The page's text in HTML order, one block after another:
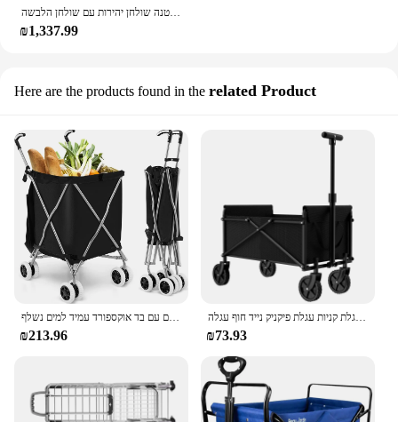
experience and maintain the efficiency of their
shopping carts.
מודרני חדר הלבשה פשוט שולחן איפור מראה דירה קטנה שולחן יהירות עם שולחן הלבשה
₪1,337.99
Here are the products found in the related Product
עגלת קניות מתקפל, עגלת מכולת ניידת על גלגלים עם בד אוקספורד עמיד למים נשלף
₪213.96
עגלת קניות קטנה שחורה גינה חיצונית קיפול עגלת שירות קריסת עגלת קניות עגלת פיקניק נייד חוף עגלה
₪73.93